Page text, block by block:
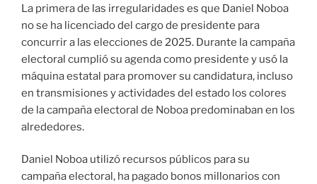
La primera de las irregularidades es que Daniel Noboa
no se ha licenciado del cargo de presidente para
concurrir a las elecciones de 2025. Durante la campaña
electoral cumplió su agenda como presidente y usó la
máquina estatal para promover su candidatura, incluso
en transmisiones y actividades del estado los colores
de la campaña electoral de Noboa predominaban en los
alrededores.
Daniel Noboa utilizó recursos públicos para su
campaña electoral, ha pagado bonos millonarios con